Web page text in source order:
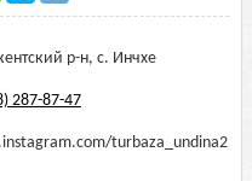
р-н, с. Инчхе
287-87-47
turbaza_undina2